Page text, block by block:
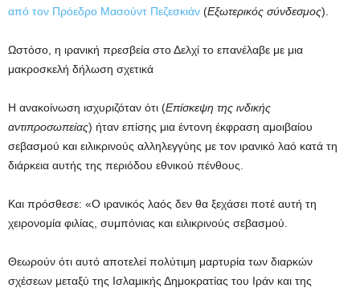
από τον Πρόεδρο Μασούντ Πεζεσκιάν (Εξωτερικός σύνδεσμος).
Ωστόσο, η ιρανική πρεσβεία στο Δελχί το επανέλαβε με μια
μακροσκελή δήλωση σχετικά
Η ανακοίνωση ισχυριζόταν ότι (Επίσκεψη της ινδικής
αντιπροσωπείας) ήταν επίσης μια έντονη έκφραση αμοιβαίου
σεβασμού και ειλικρινούς αλληλεγγύης με τον ιρανικό λαό κατά τη
διάρκεια αυτής της περιόδου εθνικού πένθους.
Και πρόσθεσε: «Ο ιρανικός λαός δεν θα ξεχάσει ποτέ αυτή τη
χειρονομία φιλίας, συμπόνιας και ειλικρινούς σεβασμού.
Θεωρούν ότι αυτό αποτελεί πολύτιμη μαρτυρία των διαρκών
σχέσεων μεταξύ της Ισλαμικής Δημοκρατίας του Ιράν και της